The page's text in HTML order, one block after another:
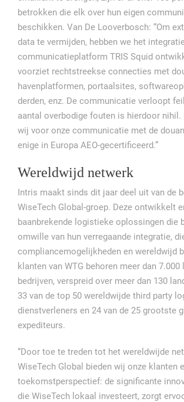
betrokken die elk over hun eigen
beschikken. Van De Looverbosch: “Om
data te vermijden, hebben we het
communicatieplatform TRIS Squid
voorziet rechtstreekse connecties met
havenplatformen, portaalsites,
derden, enz. De communicatie verloopt
aantal overbodige fouten is hierdoor nihil.
wij voor onze communicatie met de
enige in Europa AEO-gecertificeerd.”
Wereldwijd netwerk
Intris maakt sinds dit jaar deel uit van de
WiseTech Global-groep. Deze ontwikkelt
baanbrekende logistieke oplossingen die
omwille van hun verregaande integratie,
compliancemogelijkheden en wereldwijd
klanten van WTG behoren meer dan
bedrijven, verspreid over meer dan 130
33 van de top 50 wereldwijde third party
dienstverleners en 24 van de 25 grootste
expediteurs.
“Door toe te treden tot het wereldwijde
WiseTech Global bieden wij onze klanten
toekomstperspectief: de significante
die WiseTech lokaal investeert, zorgt